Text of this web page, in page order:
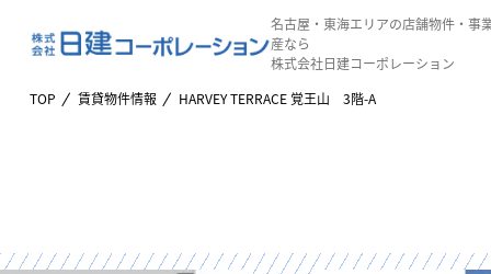
名古屋・東海エリアの店舗物件・事
産なら
株式会社日建コーポレーション
TOP 賃貸物件情報 HARVEY TERRACE 覚王山 3階-A